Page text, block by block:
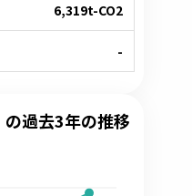
6,319t-CO2
-
の過去3年の推移